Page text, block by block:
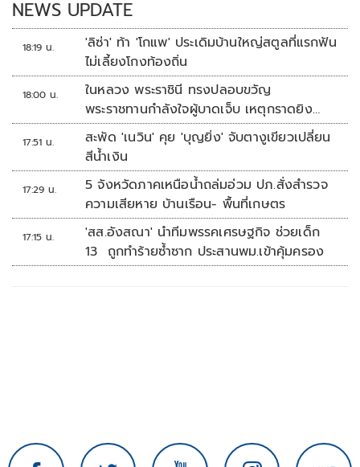
NEWS UPDATE
18:19 น.
'ลิซ่า' ท้า 'โกแพ' ประเดิมบ้านใหญ่สตูลที่แรกฟัน
ไม่เลี้ยงโกงท้องถิ่น
18:00 น.
ในหลวง พระราชินี ทรงปลอบขวัญ
พระราชทานกำลังใจผู้บาดเจ็บ เหตุกราดยิง
รร.เทพศิรินทร์นนทบุรี
17:51 น.
สะพัด 'เนวิน' คุย 'บุญยิ่ง' จับตางูเขียวเปลี่ยน
สีน้ำเงิน
17:29 น.
5 จังหวัดภาคเหนือน้ำถล่มอ่วม ปภ.สั่งสำรวจ
ความเสียหาย บ้านเรือน- พื้นที่เกษตร
17:15 น.
'สส.อังสณา' นำทีมพรรคเศรษฐกิจ ช่วยเด็ก
13 ถูกทำร้ายซ้ำซาก ประสานพม.เข้าคุ้มครอง